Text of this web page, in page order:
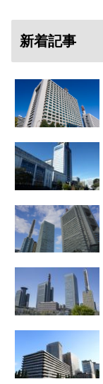
新着記事